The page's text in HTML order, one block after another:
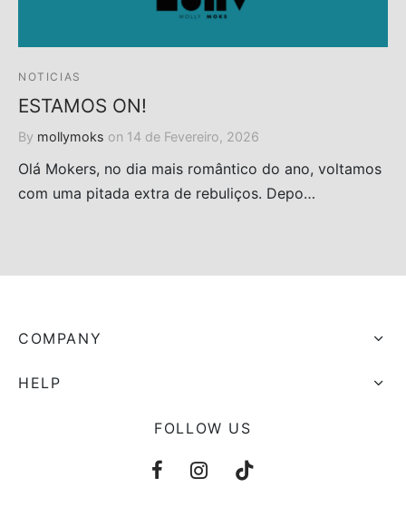
NOTICIAS
ESTAMOS ON!
By mollymoks on 14 de Fevereiro, 2026
Olá Mokers, no dia mais romântico do ano, voltamos
com uma pitada extra de rebuliços. Depo…
COMPANY
HELP
FOLLOW US